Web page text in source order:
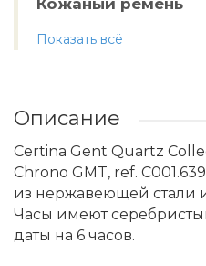
Кожаный ремень
Показать всё
Описание
Certina Gent Quartz
Chrono GMT, ref.
из нержавеющей стали
Часы имеют
даты на 6 часов.